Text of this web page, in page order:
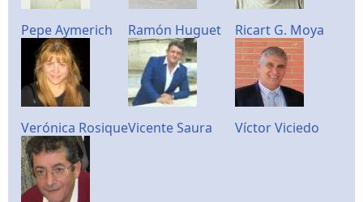
Pepe Aymerich Ramón Huguet Ricart G. Moya
Verónica RosiqueVicente Saura Víctor Viciedo